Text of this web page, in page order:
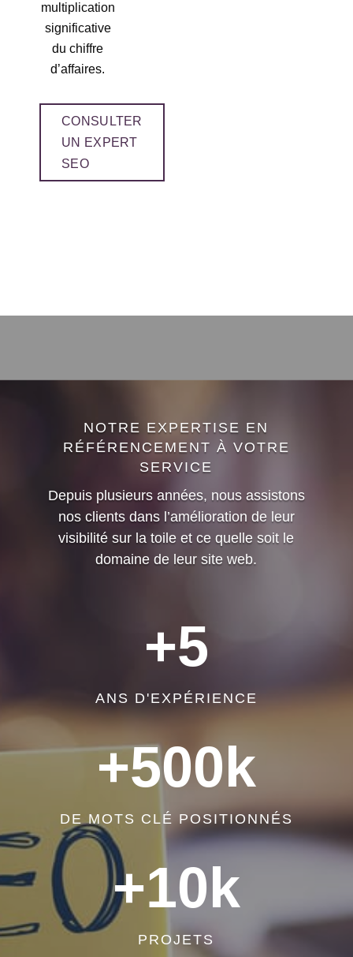
multiplication
significative
du chiffre
d’affaires.
CONSULTER
UN EXPERT
SEO
NOTRE EXPERTISE EN
RÉFÉRENCEMENT À VOTRE
SERVICE
Depuis plusieurs années, nous assistons
nos clients dans l’amélioration de leur
visibilité sur la toile et ce quelle soit le
domaine de leur site web.
+5
ANS D'EXPÉRIENCE
+500k
DE MOTS CLÉ POSITIONNÉS
+10k
PROJETS